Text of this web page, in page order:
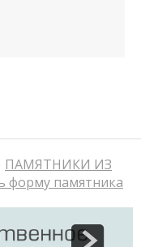
ПАМЯТНИКИ ИЗ
форму памятника